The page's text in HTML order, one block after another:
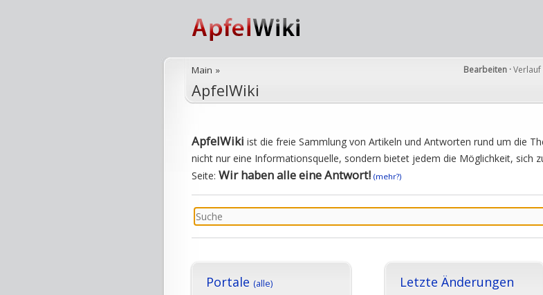
Bearbeiten ·Verlauf
Main »
ApfelWiki
ApfelWiki ist die freie Sammlung von Artikeln und Antworten rund um die
nicht nur eine Informationsquelle, sondern bietet jedem die Möglichkeit, sich
Seite: Wir haben alle eine Antwort! (mehr?)
Portale (alle) Letzte Änderungen